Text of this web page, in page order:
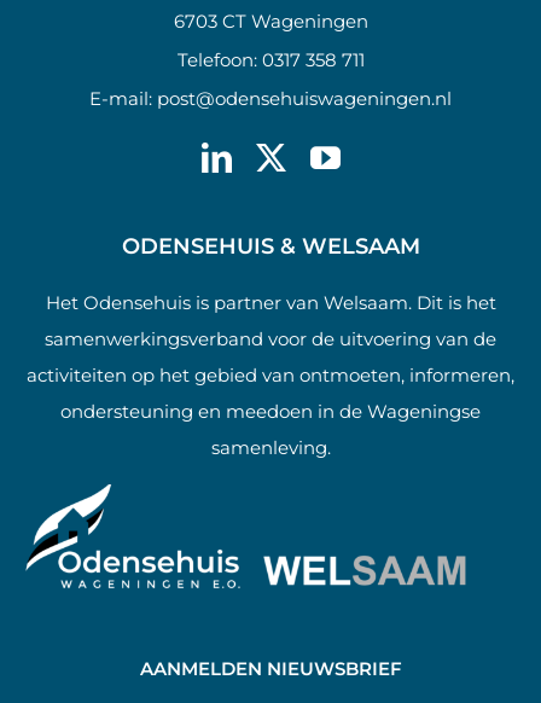
6703 CT Wageningen
Telefoon: 0317 358 711
E-mail: post@odensehuiswageningen.nl
ODENSEHUIS & WELSAAM
Het Odensehuis is partner van Welsaam. Dit is het
samenwerkingsverband voor de uitvoering van de
activiteiten op het gebied van ontmoeten, informeren,
ondersteuning en meedoen in de Wageningse
samenleving.
AANMELDEN NIEUWSBRIEF